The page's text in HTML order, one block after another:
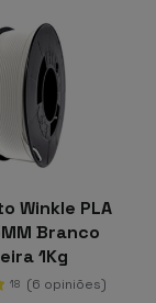
Winkle PLA
Branco
1Kg
18 (6 opiniões)